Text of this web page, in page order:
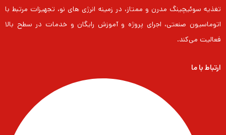
تغذیه سوئیچینگ مدرن و ممتاز، در زمینه انرژی های نو، تجهیزات مرتبط با
اتوماسیون صنعتی، اجرای پروژه و آموزش رایگان و خدمات در سطح بالا
فعالیت می‌کند.
ارتباط با ما